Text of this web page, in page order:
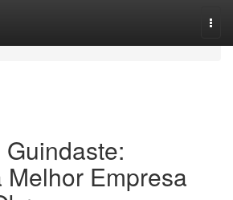
Melhor Empresa